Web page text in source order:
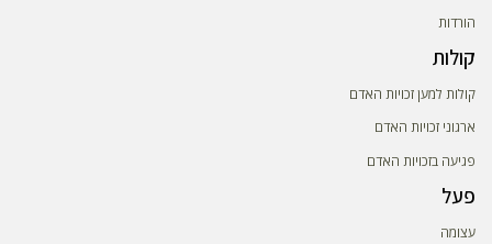
הורדות
קולות
קולות למען זכויות האדם
ארגוני זכויות האדם
פגיעה בזכויות האדם
פעל
עצומה